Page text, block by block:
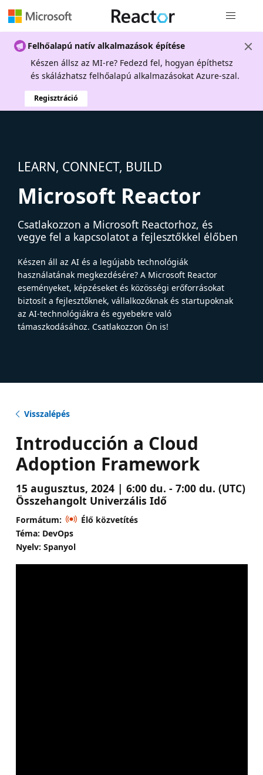
Felhőalapú natív alkalmazások építése
Készen állsz az MI-re? Fedezd fel, hogyan építhetsz
és skálázhatsz felhőalapú alkalmazásokat Azure-szal.
Regisztráció
LEARN, CONNECT, BUILD
Microsoft Reactor
Csatlakozzon a Microsoft Reactorhoz, és
vegye fel a kapcsolatot a fejlesztőkkel élőben
Készen áll az AI és a legújabb technológiák
használatának megkezdésére? A Microsoft Reactor
eseményeket, képzéseket és közösségi erőforrásokat
biztosít a fejlesztőknek, vállalkozóknak és startupoknak
az AI-technológiákra és egyebekre való
támaszkodásához. Csatlakozzon Ön is!
Visszalépés
Introducción a Cloud
Adoption Framework
15 augusztus, 2024 | 6:00 du. - 7:00 du. (UTC)
Összehangolt Univerzális Idő
Formátum:
Élő közvetítés
Téma: DevOps
Nyelv: Spanyol